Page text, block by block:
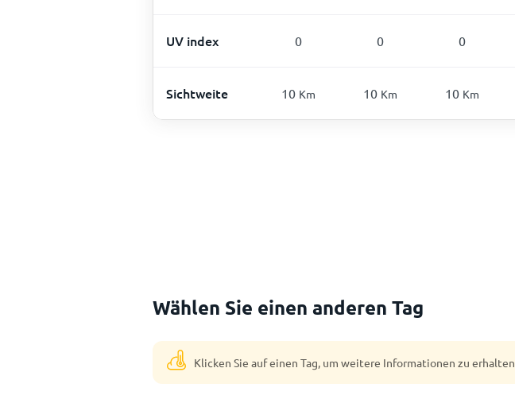
UV index 0 0 0
Sichtweite 10 Km 10 Km 10 Km
Wählen Sie einen anderen Tag
Klicken Sie auf einen Tag, um weitere Informationen zu erhalten